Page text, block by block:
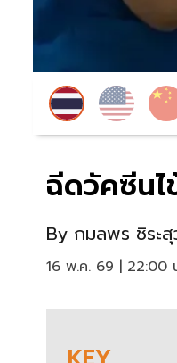
ฉีดวัคซีน
By กมลพร ชิระ
16 พ.ค. 69 | 22:00